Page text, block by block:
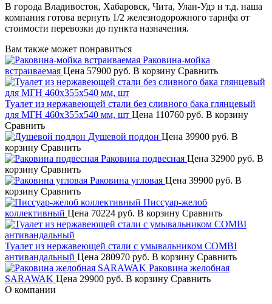
В города Владивосток, Хабаровск, Чита, Улан-Удэ и т.д. наша
компания готова вернуть 1/2 железнодорожного тарифа от
стоимости перевозки до пункта назначения.
Вам также может понравиться
Раковина-мойка
встраиваемая Цена 57900 руб. В корзину Сравнить
Туалет из нержавеющей стали без сливного бака глянцевый
для МГН 460х355х540 мм, шт Цена 110760 руб. В корзину
Сравнить
Душевой поддон Цена 39900 руб. В
корзину Сравнить
Раковина подвесная Цена 32900 руб. В
корзину Сравнить
Раковина угловая Цена 39900 руб. В
корзину Сравнить
Писсуар-желоб
коллективный Цена 70224 руб. В корзину Сравнить
Туалет из нержавеющей стали с умывальником COMBI
антивандальный Цена 280970 руб. В корзину Сравнить
Раковина желобная
SARAWAK Цена 29900 руб. В корзину Сравнить
О компании